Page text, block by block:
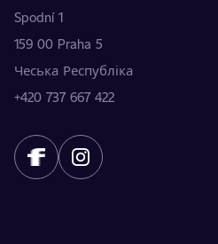
Spodní 1
159 00 Praha 5
Чеська Республіка
+420 737 667 422